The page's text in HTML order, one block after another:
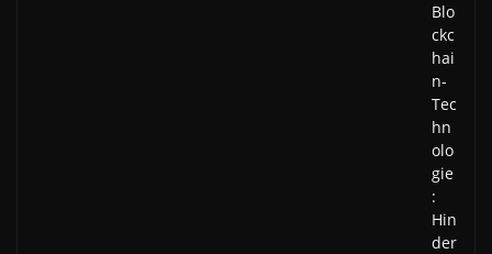
Blo
ckc
hai
n-
Tec
hn
olo
gie
:
Hin
der